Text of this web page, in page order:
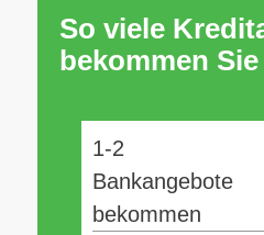
So viele
bekommen Sie
1-2
Bankangebote
bekommen